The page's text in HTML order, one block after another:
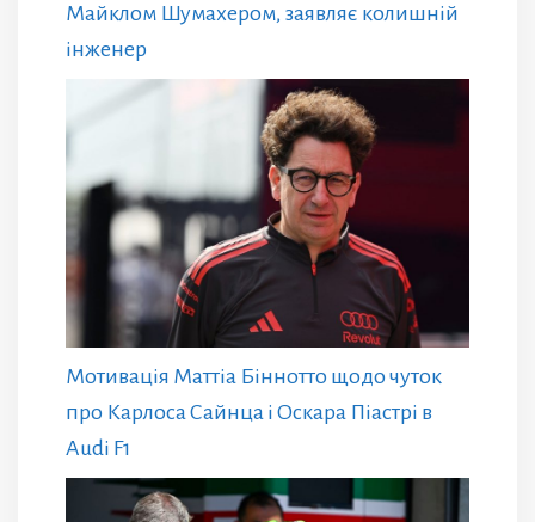
Майклом Шумахером, заявляє колишній
інженер
Мотивація Маттіа Біннотто щодо чуток
про Карлоса Сайнца і Оскара Піастрі в
Audi F1